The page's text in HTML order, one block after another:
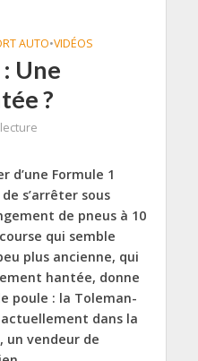
AUTO•VIDÉOS
Une
?
d’une Formule 1
s’arrêter sous
de pneus à 10
qui semble
plus ancienne, qui
hantée, donne
poule : la Toleman-
dans la
un vendeur de